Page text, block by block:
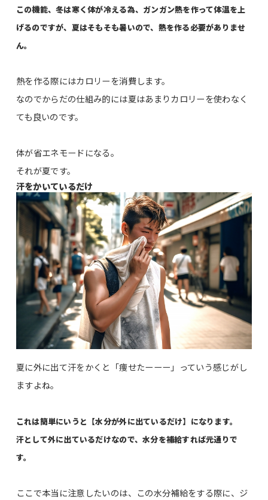
この機能、冬は寒く体が冷える為、ガンガン熱を作って体温を上
げるのですが、夏はそもそも暑いので、熱を作る必要がありませ
ん。
熱を作る際にはカロリーを消費します。
なのでからだの仕組み的には夏はあまりカロリーを使わなく
ても良いのです。
体が省エネモードになる。
それが夏です。
汗をかいているだけ
夏に外に出て汗をかくと「痩せたーーー」っていう感じがし
ますよね。
これは簡単にいうと【水分が外に出ているだけ】になります。
汗として外に出ているだけなので、水分を補給すれば元通りで
す。
ここで本当に注意したいのは、この水分補給をする際に、ジ